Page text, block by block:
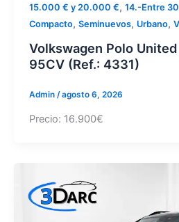
15.000 € y 20.000 €, 14.-Entre
Compacto, Seminuevos, Urbano,
Volkswagen Polo United
95CV (Ref.: 4331)
Admin /agosto 6, 2026
Precio: 16.900€